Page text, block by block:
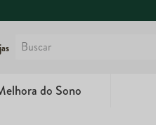
Buscar
do Sono